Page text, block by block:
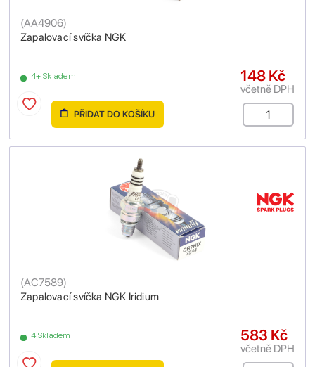
Zapalovací svíčka NGK
(AA4906)
4+ Skladem 148 Kč
včetně DPH
PŘIDAT DO KOŠÍKU
Zapalovací svíčka NGK Iridium
(AC7589)
4 Skladem 583 Kč
včetně DPH